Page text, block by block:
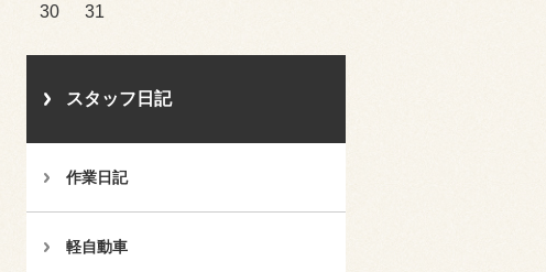
30
31
スタッフ日記
作業日記
軽自動車